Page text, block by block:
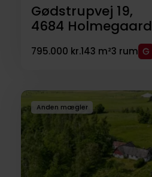
Gødstrupvej 19,
4684 Holmegaard
795.000 kr.143 m²3 rum
Anden mægler